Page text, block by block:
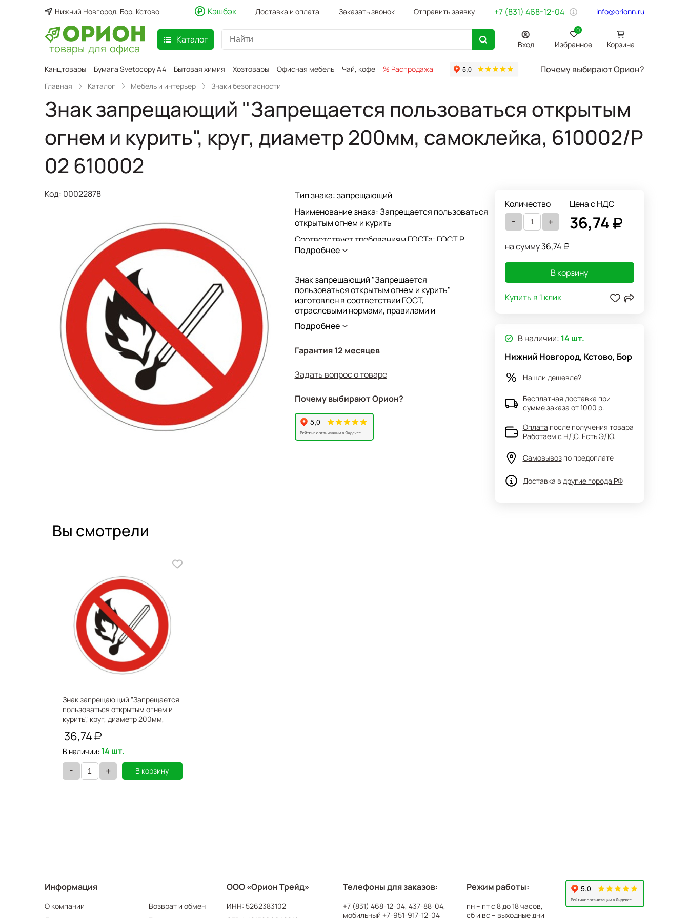
Нижний Новгород, Бор, Кстово Кэшбэк Доставка и оплата Заказать звонок Отправить заявку +7 (831) 468-12-04 info@orionn.ru
товары для офиса
Каталог Вход Избранное
0
Корзина
Канцтовары Бумага Svetocopy A4 Бытовая химия Хозтовары Офисная мебель Чай, кофе % Распродажа Канцтовары Бумага Svetocopy A4 Бытовая химия Хозтовары
Почему выбирают Орион?
Главная Каталог Мебель и интерьер Знаки безопасности
Знак запрещающий "Запрещается пользоваться открытым
огнем и курить", круг, диаметр 200мм, самоклейка, 610002/Р
02 610002
Код: 00022878
Тип знака: запрещающий
Наименование знака: Запрещается пользоваться
открытым огнем и курить
Соответствует требованиям ГОСТа: ГОСТ Р
12.4.026-2015
Высота: 200 мм
Ширина: 200 мм
Форма: круглая
Материал: пленка ПВХ
Бренд: NO NAME
Вес: 0.011
Объём: 1.8E-5
Артикул: 610002/Р02
Штрихкод: 1610001080315
Подробнее
Знак запрещающий "Запрещается
пользоваться открытым огнем и курить"
изготовлен в соответствии ГОСТ,
отраслевыми нормами, правилами и
инструкциями.
Подробнее
Гарантия 12 месяцев
Задать вопрос о товаре
Почему выбирают Орион?
Количество
- +
Цена с НДС
36,74
на сумму36,74
В корзину
Купить в 1 клик
В наличии: 14 шт.
Нижний Новгород, Кстово, Бор
Нашли дешевле?
Бесплатная доставка при
сумме заказа от 1000 р.
Оплата после получения товара
Работаем с НДС. Есть ЭДО.
Самовывоз по предоплате
Доставка в другие города РФ
Вы смотрели
Знак запрещающий "Запрещается
пользоваться открытым огнем и
курить", круг, диаметр 200мм,
36,74
В наличии: 14 шт.
- + В корзину
Информация
О компании
Возврат и обмен
ООО «Орион Трейд»
ИНН: 5262383102
Телефоны для заказов:
+7 (831) 468-12-04, 437-88-04,
мобильный +7-951-917-12-04
Режим работы:
пн – пт с 8 до 18 часов,
сб и вс – выходные дни